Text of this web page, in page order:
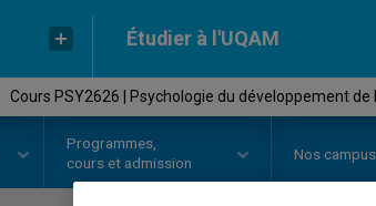
Étudier à l'UQAM
Cours PSY2626 | Psychologie du développement
Programmes,
cours et admission
Nos campus